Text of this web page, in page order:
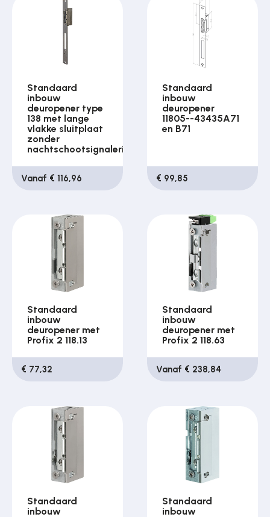
Standaard
inbouw
deuropener type
138 met lange
vlakke sluitplaat
zonder
nachtschootsignalering
Vanaf € 116,96
Standaard
inbouw
deuropener
11805--43435A71
en B71
€ 99,85
Standaard
inbouw
deuropener met
Profix 2 118.13
€ 77,32
Standaard
inbouw
deuropener met
Profix 2 118.63
Vanaf € 238,84
Standaard
inbouw
Standaard
inbouw